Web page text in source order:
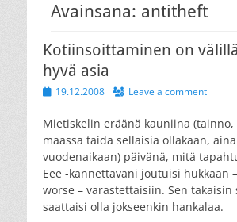
Avainsana: antitheft
Kotiinsoittaminen on
hyvä asia
Posted19.12.2008 Leave a comment
Mietiskelin eräänä kauniina (tainno,
maassa taida sellaisia ollakaan,
vuodenaikaan) päivänä, mitä
Eee -kannettavani joutuisi hukkaan
worse – varastettaisiin. Sen takaisin
saattaisi olla jokseenkin hankalaa.